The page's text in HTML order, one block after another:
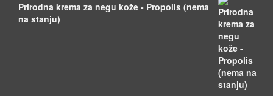
Prirodna krema za negu kože - Propolis (nema
na stanju)